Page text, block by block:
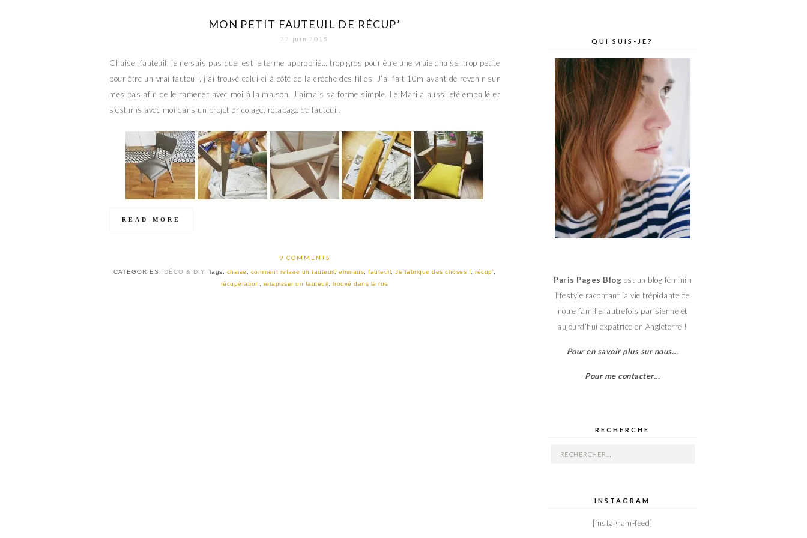
MON PETIT FAUTEUIL DE RÉCUP’
22 juin 2015
Chaise, fauteuil, je ne sais pas quel est le terme approprié… trop gros pour être une vraie chaise, trop petite
pour être un vrai fauteuil, j’ai trouvé celui-ci à côté de la crèche des filles. J’ai fait 10m avant de revenir sur
mes pas afin de le ramener avec moi à la maison. J’aimais sa forme simple. Le Mari a aussi été emballé et
s’est mis avec moi dans un projet bricolage, retapage de fauteuil.
READ MORE
9 COMMENTS
CATEGORIES: DÉCO & DIY Tags: chaise comment refaire un fauteuil emmaus fauteuil Je fabrique des choses ! récup'
récupération
retapisser un fauteuil trouvé dans la rue
QUI SUIS-JE?
Paris Pages Blog est un blog féminin
lifestyle racontant la vie trépidante de
notre famille, autrefois parisienne et
aujourd’hui expatriée en Angleterre !
Pour en savoir plus sur nous…
Pour me contacter…
RECHERCHE
Rechercher :
INSTAGRAM
[instagram-feed]